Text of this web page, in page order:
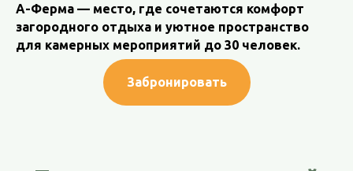
А-Ферма — место, где сочетаются комфорт
загородного отдыха и уютное пространство
для камерных мероприятий до 30 человек.
Забронировать